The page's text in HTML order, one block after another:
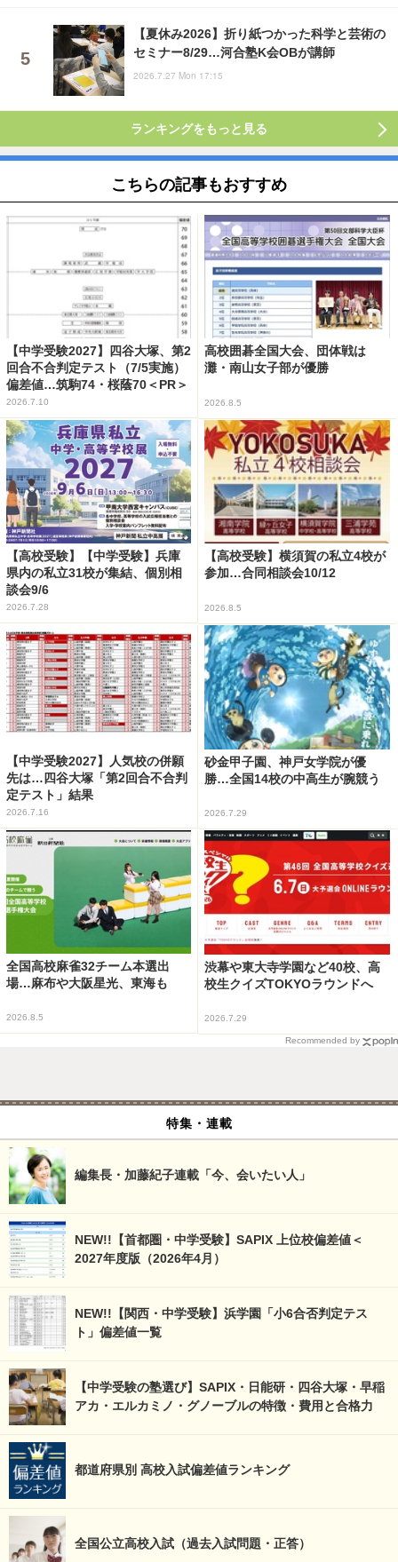
【夏休み2026】折り紙つかった科学と芸術の
セミナー8/29…河合塾K会OBが講師
2026.7.27 Mon 17:15
ランキングをもっと見る
こちらの記事もおすすめ
【中学受験2027】四谷大塚、第2
回合不合判定テスト（7/5実施）
偏差値…筑駒74・桜蔭70＜PR＞
2026.7.10
高校囲碁全国大会、団体戦は
灘・南山女子部が優勝
2026.8.5
【高校受験】【中学受験】兵庫
県内の私立31校が集結、個別相
談会9/6
2026.7.28
【高校受験】横須賀の私立4校が
参加…合同相談会10/12
2026.8.5
【中学受験2027】人気校の併願
先は…四谷大塚「第2回合不合判
定テスト」結果
2026.7.16
砂金甲子園、神戸女学院が優
勝…全国14校の中高生が腕競う
2026.7.29
全国高校麻雀32チーム本選出
場…麻布や大阪星光、東海も
2026.8.5
渋幕や東大寺学園など40校、高
校生クイズTOKYOラウンドへ
2026.7.29
Recommended by
特集・連載
編集長・加藤紀子連載「今、会いたい人」
NEW!!【首都圏・中学受験】SAPIX 上位校偏差値＜
2027年度版（2026年4月）
NEW!!【関西・中学受験】浜学園「小6合否判定テス
ト」偏差値一覧
【中学受験の塾選び】SAPIX・日能研・四谷大塚・早稲
アカ・エルカミノ・グノーブルの特徴・費用と合格力
都道府県別 高校入試偏差値ランキング
全国公立高校入試（過去入試問題・正答）